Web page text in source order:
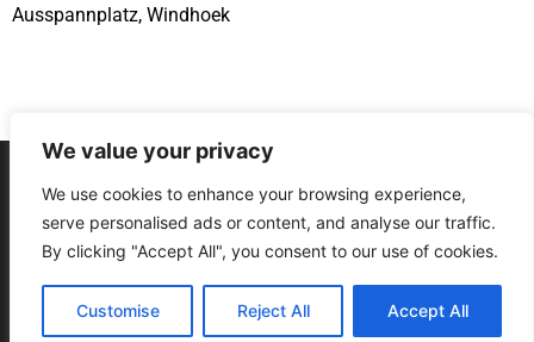
We value your privacy
We use cookies to enhance your browsing experience,
serve personalised ads or content, and analyse our traffic.
By clicking "Accept All", you consent to our use of cookies.
Customise Reject All Accept All
Ausspannplatz, Windhoek
Políticas de Privacidade